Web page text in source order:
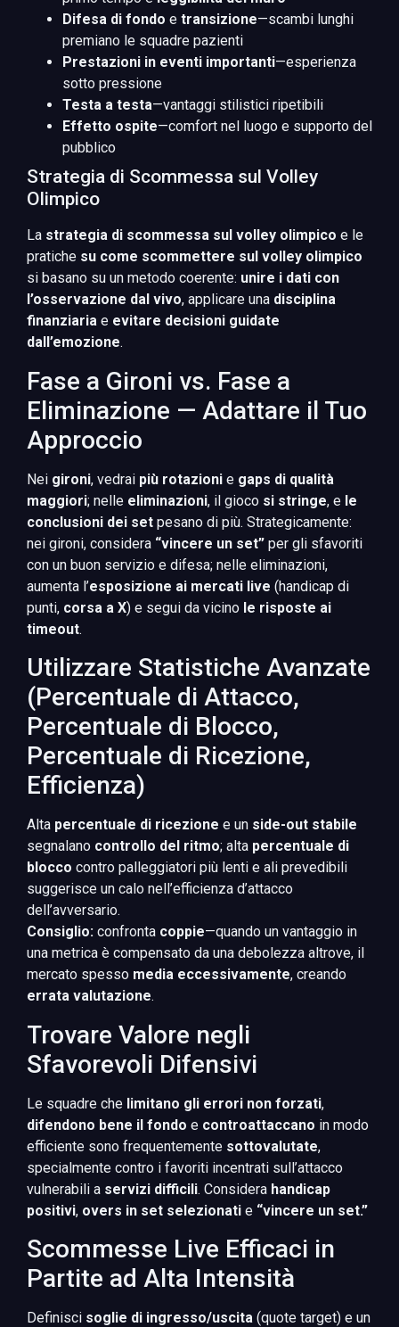
Difesa di fondo e transizione—scambi lunghi
premiano le squadre pazienti
Prestazioni in eventi importanti—esperienza
sotto pressione
Testa a testa—vantaggi stilistici ripetibili
Effetto ospite—comfort nel luogo e supporto del
pubblico
Strategia di Scommessa sul Volley
Olimpico
La strategia di scommessa sul volley olimpico e le
pratiche su come scommettere sul volley olimpico
si basano su un metodo coerente: unire i dati con
l’osservazione dal vivo, applicare una disciplina
finanziaria e evitare decisioni guidate
dall’emozione.
Fase a Gironi vs. Fase a
Eliminazione — Adattare il Tuo
Approccio
Nei gironi, vedrai più rotazioni e gaps di qualità
maggiori; nelle eliminazioni, il gioco si stringe, e le
conclusioni dei set pesano di più. Strategicamente:
nei gironi, considera “vincere un set” per gli sfavoriti
con un buon servizio e difesa; nelle eliminazioni,
aumenta l’esposizione ai mercati live (handicap di
punti, corsa a X) e segui da vicino le risposte ai
timeout.
Utilizzare Statistiche Avanzate
(Percentuale di Attacco,
Percentuale di Blocco,
Percentuale di Ricezione,
Efficienza)
Alta percentuale di ricezione e un side-out stabile
segnalano controllo del ritmo; alta percentuale di
blocco contro palleggiatori più lenti e ali prevedibili
suggerisce un calo nell’efficienza d’attacco
dell’avversario.
Consiglio: confronta coppie—quando un vantaggio in
una metrica è compensato da una debolezza altrove, il
mercato spesso media eccessivamente, creando
errata valutazione.
Trovare Valore negli
Sfavorevoli Difensivi
Le squadre che limitano gli errori non forzati,
difendono bene il fondo e controattaccano in modo
efficiente sono frequentemente sottovalutate,
specialmente contro i favoriti incentrati sull’attacco
vulnerabili a servizi difficili. Considera handicap
positivi, overs in set selezionati e “vincere un set.”
Scommesse Live Efficaci in
Partite ad Alta Intensità
Definisci soglie di ingresso/uscita (quote target) e un